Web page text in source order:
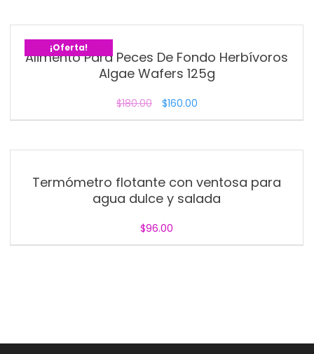
¡Oferta!
Alimento Para Peces De Fondo Herbívoros
Algae Wafers 125g
$180.00 $160.00
Termómetro flotante con ventosa para
agua dulce y salada
$96.00